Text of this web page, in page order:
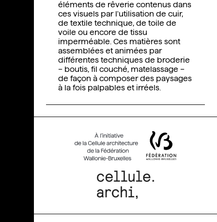
éléments de rêverie contenus dans
ces visuels par l'utilisation de cuir,
de textile technique, de toile de
voile ou encore de tissu
imperméable. Ces matières sont
assemblées et animées par
différentes techniques de broderie
– boutis, fil couché, matelassage –
de façon à composer des paysages
à la fois palpables et irréels.